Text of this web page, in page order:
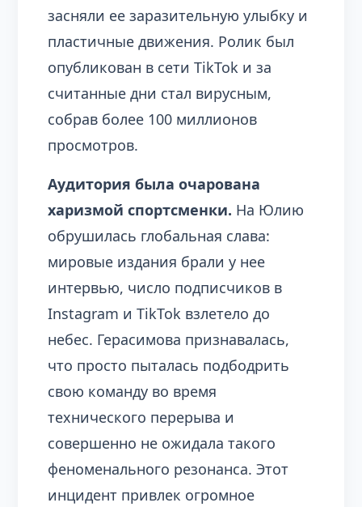
засняли ее заразительную улыбку и
пластичные движения. Ролик был
опубликован в сети TikTok и за
считанные дни стал вирусным,
собрав более 100 миллионов
просмотров.
Аудитория была очарована
харизмой спортсменки. На Юлию
обрушилась глобальная слава:
мировые издания брали у нее
интервью, число подписчиков в
Instagram и TikTok взлетело до
небес. Герасимова признавалась,
что просто пыталась подбодрить
свою команду во время
технического перерыва и
совершенно не ожидала такого
феноменального резонанса. Этот
инцидент привлек огромное